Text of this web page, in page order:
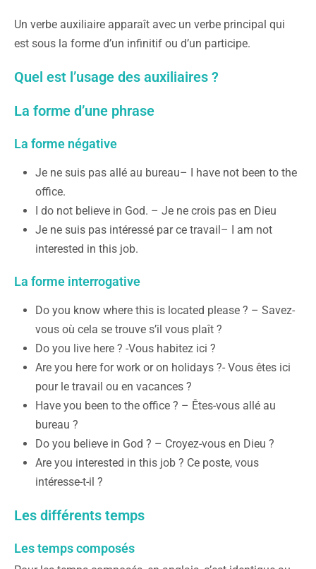
Un verbe auxiliaire apparaît avec un verbe principal qui
est sous la forme d’un infinitif ou d’un participe.
Quel est l’usage des auxiliaires ?
La forme d’une phrase
La forme négative
Je ne suis pas allé au bureau– I have not been to the
office.
I do not believe in God. – Je ne crois pas en Dieu
Je ne suis pas intéressé par ce travail– I am not
interested in this job.
La forme interrogative
Do you know where this is located please ? – Savez-
vous où cela se trouve s’il vous plaît ?
Do you live here ? -Vous habitez ici ?
Are you here for work or on holidays ?- Vous êtes ici
pour le travail ou en vacances ?
Have you been to the office ? – Êtes-vous allé au
bureau ?
Do you believe in God ? – Croyez-vous en Dieu ?
Are you interested in this job ? Ce poste, vous
intéresse-t-il ?
Les différents temps
Les temps composés